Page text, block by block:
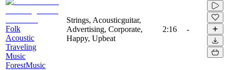
Folk
Acoustic
Traveling
Music
ForestMusic
Strings, Acousticguitar,
Advertising, Corporate,
Happy, Upbeat
2:16 -